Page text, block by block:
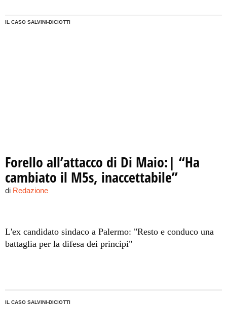
IL CASO SALVINI-DICIOTTI
Forello all’attacco di Di Maio:| “Ha
cambiato il M5s, inaccettabile”
di Redazione
L'ex candidato sindaco a Palermo: "Resto e conduco una
battaglia per la difesa dei principi"
IL CASO SALVINI-DICIOTTI